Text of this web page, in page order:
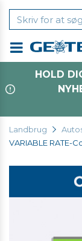
HOLD
Landbrug
VARIABLE RATE-